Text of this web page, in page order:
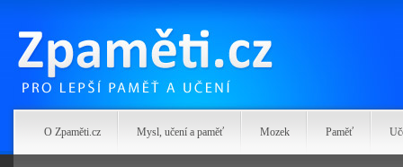
Zpaměti.cz
O Zpaměti.cz Mysl, učení a paměť Mozek Paměť